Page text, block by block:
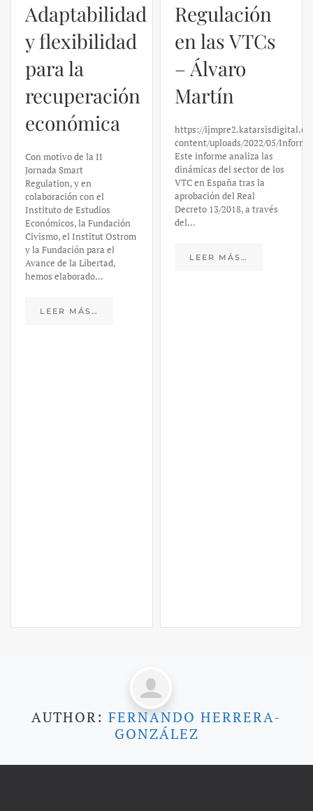
Regulación
en las VTCs
– Álvaro
Martín
https://ijmpre2.katarsisdigital.com/wp-
content/uploads/2022/05/Informe_sobre_las_VTC.pdf
Este informe analiza las
dinámicas del sector de los
VTC en España tras la
aprobación del Real
Decreto 13/2018, a través
del…
LEER MÁS…
El caso de
Silicon
Valley Bank:
un análisis
financiero –
Daniel
Fernández
AUTHOR: FERNANDO HERRERA-
GONZÁLEZ